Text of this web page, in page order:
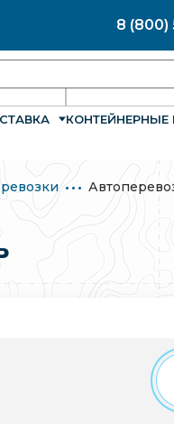
8 (800)
КОНТЕЙНЕРНЫЕ